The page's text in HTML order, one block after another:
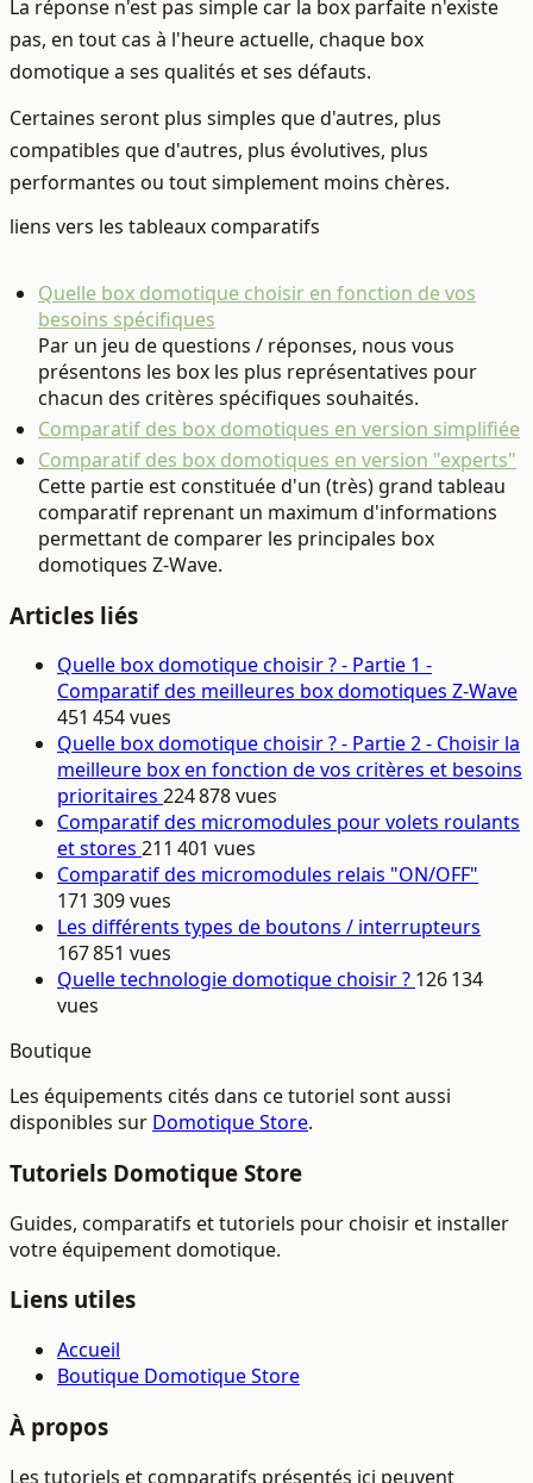
La réponse n'est pas simple car la box parfaite n'existe
pas, en tout cas à l'heure actuelle, chaque box
domotique a ses qualités et ses défauts.
Certaines seront plus simples que d'autres, plus
compatibles que d'autres, plus évolutives, plus
performantes ou tout simplement moins chères.
liens vers les tableaux comparatifs
Quelle box domotique choisir en fonction de vos
besoins spécifiques
Par un jeu de questions / réponses, nous vous
présentons les box les plus représentatives pour
chacun des critères spécifiques souhaités.
Comparatif des box domotiques en version simplifiée
Comparatif des box domotiques en version "experts"
Cette partie est constituée d'un (très) grand tableau
comparatif reprenant un maximum d'informations
permettant de comparer les principales box
domotiques Z-Wave.
Articles liés
Quelle box domotique choisir ? - Partie 1 -
Comparatif des meilleures box domotiques Z-Wave
451 454 vues
Quelle box domotique choisir ? - Partie 2 - Choisir la
meilleure box en fonction de vos critères et besoins
prioritaires 224 878 vues
Comparatif des micromodules pour volets roulants
et stores 211 401 vues
Comparatif des micromodules relais "ON/OFF"
171 309 vues
Les différents types de boutons / interrupteurs
167 851 vues
Quelle technologie domotique choisir ? 126 134
vues
Boutique
Les équipements cités dans ce tutoriel sont aussi
disponibles sur Domotique Store.
Tutoriels Domotique Store
Guides, comparatifs et tutoriels pour choisir et installer
votre équipement domotique.
Liens utiles
Accueil
Boutique Domotique Store
À propos
Les tutoriels et comparatifs présentés ici peuvent